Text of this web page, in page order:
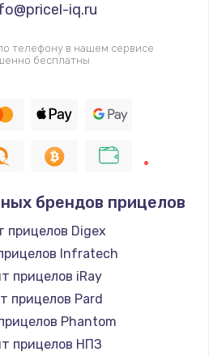
iq.ru
телефону в нашем сервисе
бесплатны
брендов прицелов
прицелов Digex
Infratech
прицелов iRay
прицелов Pard
Phantom
прицелов НПЗ